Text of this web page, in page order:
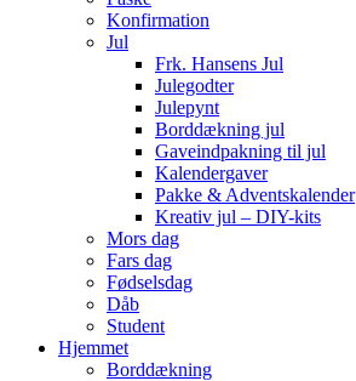
Konfirmation
Jul
Frk. Hansens Jul
Julegodter
Julepynt
Borddækning jul
Gaveindpakning til jul
Kalendergaver
Pakke & Adventskalender
Kreativ jul – DIY-kits
Mors dag
Fars dag
Fødselsdag
Dåb
Student
Hjemmet
Borddækning